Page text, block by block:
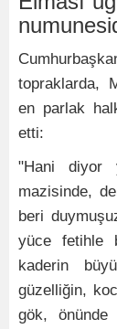
topraklarda,
en parlak
etti:
"Hani diyor
mazisinde,
beri
yüce fetihle
kaderin
güzelliğin,
gök, önünde